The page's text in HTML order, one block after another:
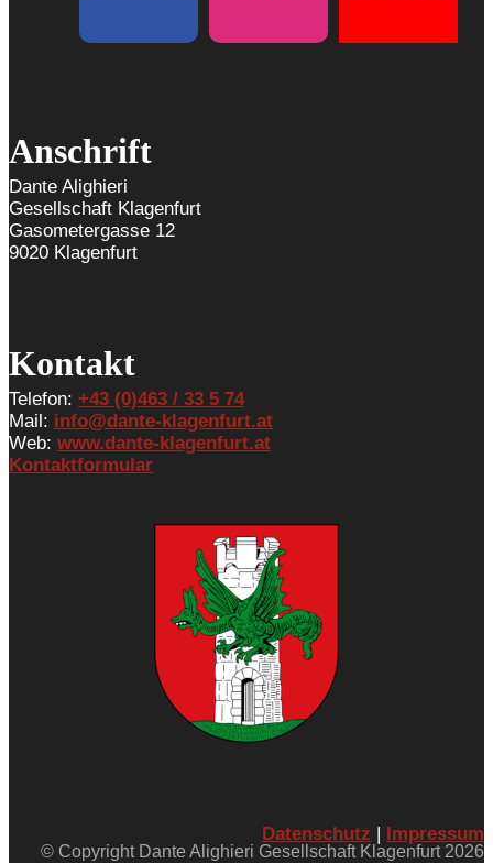
Anschrift
Dante Alighieri
Gesellschaft Klagenfurt
Gasometergasse 12
9020 Klagenfurt
Kontakt
Telefon: +43 (0)463 / 33 5 74
Mail: info@dante-klagenfurt.at
Web: www.dante-klagenfurt.at
Kontaktformular
Datenschutz Impressum
© Copyright Dante Alighieri Gesellschaft Klagenfurt 2026